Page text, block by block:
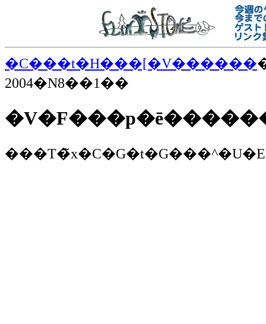
�C���t�H���[�V������
2004�N8��1��